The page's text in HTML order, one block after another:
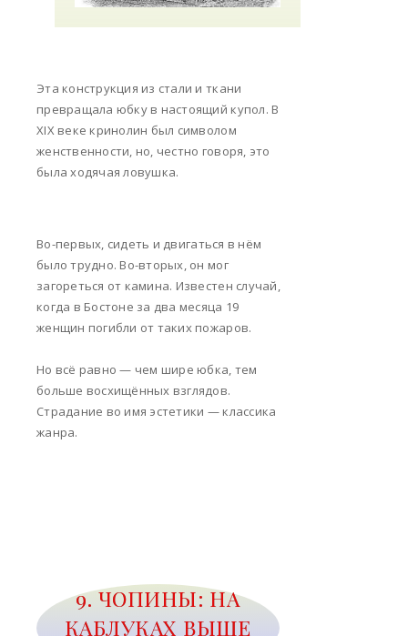
Эта конструкция из стали и ткани
превращала юбку в настоящий купол. В
XIX веке кринолин был символом
женственности, но, честно говоря, это
была ходячая ловушка.
Во-первых, сидеть и двигаться в нём
было трудно. Во-вторых, он мог
загореться от камина. Известен случай,
когда в Бостоне за два месяца 19
женщин погибли от таких пожаров.
Но всё равно — чем шире юбка, тем
больше восхищённых взглядов.
Страдание во имя эстетики — классика
жанра.
9. ЧОПИНЫ: НА
КАБЛУКАХ ВЫШЕ